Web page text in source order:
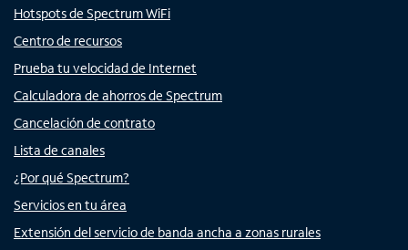
Hotspots de Spectrum WiFi
Centro de recursos
Prueba tu velocidad de Internet
Calculadora de ahorros de Spectrum
Cancelación de contrato
Lista de canales
¿Por qué Spectrum?
Servicios en tu área
Extensión del servicio de banda ancha a zonas rurales